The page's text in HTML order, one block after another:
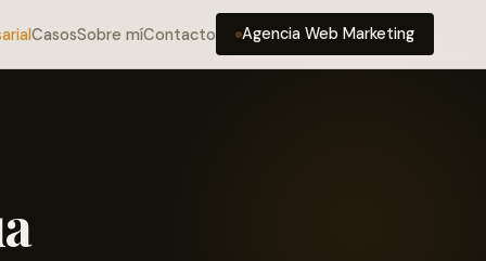
CasosSobre míContacto Agencia Web Marketing